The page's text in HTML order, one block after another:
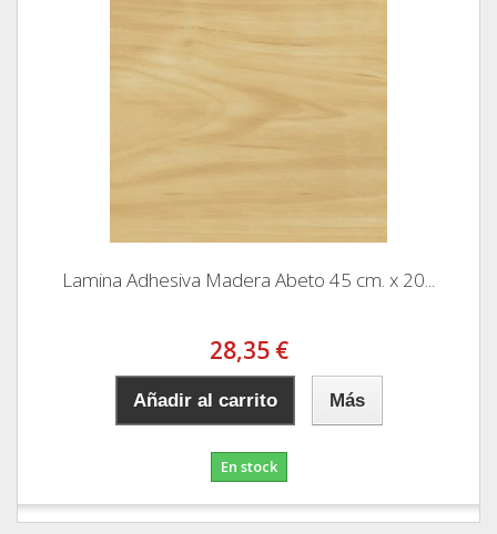
Lamina Adhesiva Madera Abeto 45 cm. x 20...
28,35 €
Añadir al carrito Más
En stock